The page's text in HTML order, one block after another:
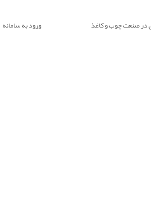
در صنعت چوب و کاغذ ورود به سامانه